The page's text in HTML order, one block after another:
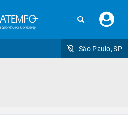
seu
São Paulo, SP